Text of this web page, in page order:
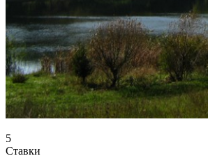
5
Ставки